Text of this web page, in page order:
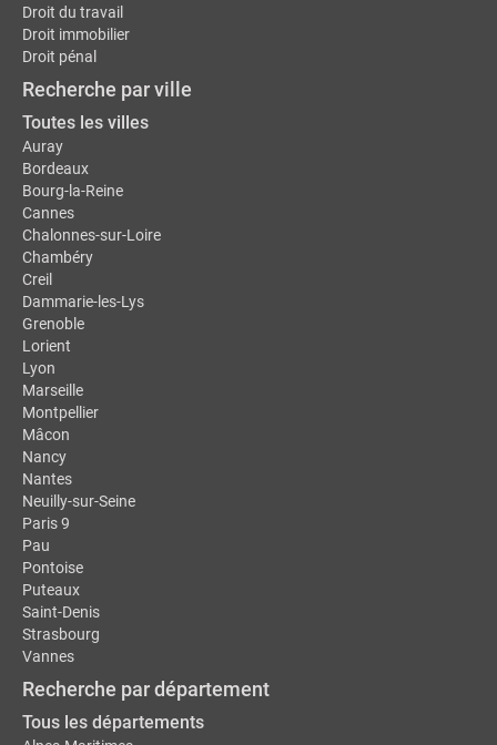
Droit du travail
Droit immobilier
Droit pénal
Recherche par ville
Toutes les villes
Auray
Bordeaux
Bourg-la-Reine
Cannes
Chalonnes-sur-Loire
Chambéry
Creil
Dammarie-les-Lys
Grenoble
Lorient
Lyon
Marseille
Montpellier
Mâcon
Nancy
Nantes
Neuilly-sur-Seine
Paris 9
Pau
Pontoise
Puteaux
Saint-Denis
Strasbourg
Vannes
Recherche par département
Tous les départements